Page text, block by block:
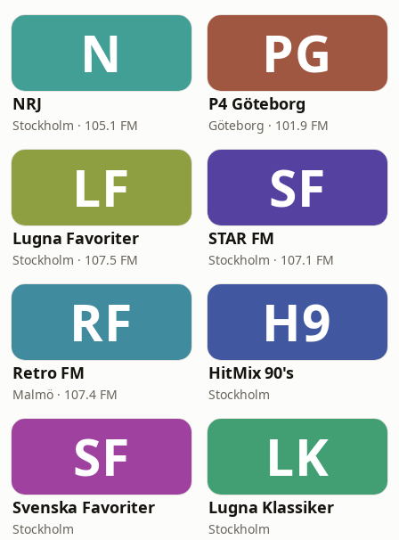
N
NRJ
Stockholm · 105.1 FM
PG
P4 Göteborg
Göteborg · 101.9 FM
LF
Lugna Favoriter
Stockholm · 107.5 FM
SF
STAR FM
Stockholm · 107.1 FM
RF
Retro FM
Malmö · 107.4 FM
H9
HitMix 90's
Stockholm
SF
Svenska Favoriter
Stockholm
LK
Lugna Klassiker
Stockholm